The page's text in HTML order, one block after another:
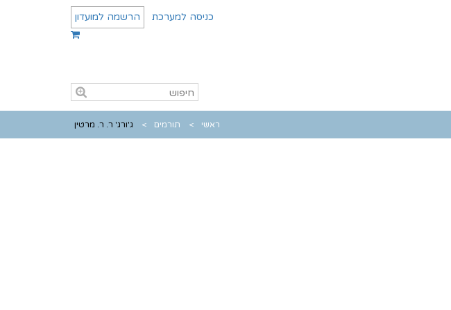
כניסה למערכת הרשמה למועדון
ראשי תורמים ג'ורג' ר. ר. מרטין